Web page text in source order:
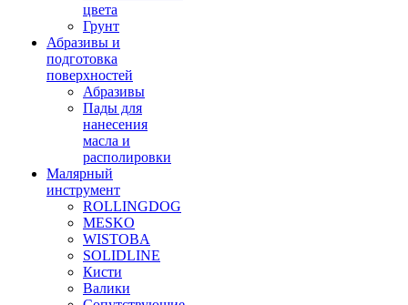
цвета
Грунт
Абразивы и
подготовка
поверхностей
Абразивы
Пады для
нанесения
масла и
располировки
Малярный
инструмент
ROLLINGDOG
MESKO
WISTOBA
SOLIDLINE
Кисти
Валики